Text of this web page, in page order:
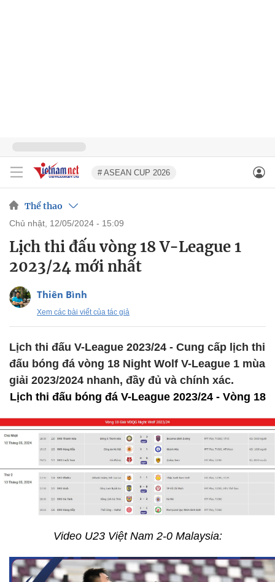
# ASEAN CUP 2026
Thể thao
chủ nhật, 12/05/2024 - 15:09
Lịch thi đấu vòng 18 V-League 1
2023/24 mới nhất
Thiên Bình
Xem các bài viết của tác giả
Lịch thi đấu V-League 2023/24 - Cung cấp lịch thi
đấu bóng đá vòng 18 Night Wolf V-League 1 mùa
giải 2023/2024 nhanh, đầy đủ và chính xác.
Lịch thi đấu bóng đá V-League 2023/24 - Vòng 18
Video U23 Việt Nam 2-0 Malaysia: